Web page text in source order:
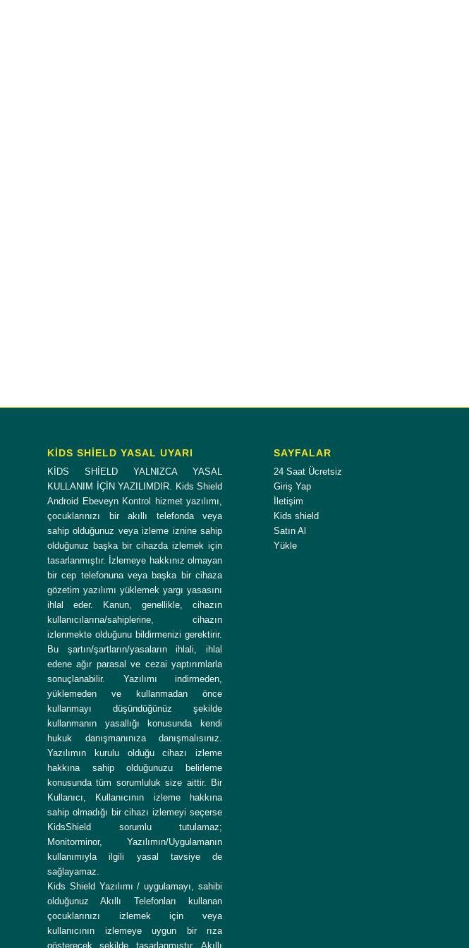
KİDS SHİELD YASAL UYARI
KİDS SHİELD YALNIZCA YASAL
KULLANIM İÇİN YAZILIMDIR. Kids Shield
Android Ebeveyn Kontrol hizmet yazılımı,
çocuklarınızı bir akıllı telefonda veya
sahip olduğunuz veya izleme iznine sahip
olduğunuz başka bir cihazda izlemek için
tasarlanmıştır. İzlemeye hakkınız olmayan
bir cep telefonuna veya başka bir cihaza
gözetim yazılımı yüklemek yargı yasasını
ihlal eder. Kanun, genellikle, cihazın
kullanıcılarına/sahiplerine, cihazın
izlenmekte olduğunu bildirmenizi gerektirir.
Bu şartın/şartların/yasaların ihlali, ihlal
edene ağır parasal ve cezai yaptırımlarla
sonuçlanabilir. Yazılımı indirmeden,
yüklemeden ve kullanmadan önce
kullanmayı düşündüğünüz şekilde
kullanmanın yasallığı konusunda kendi
hukuk danışmanınıza danışmalısınız.
Yazılımın kurulu olduğu cihazı izleme
hakkına sahip olduğunuzu belirleme
konusunda tüm sorumluluk size aittir. Bir
Kullanıcı, Kullanıcının izleme hakkına
sahip olmadığı bir cihazı izlemeyi seçerse
KidsShield sorumlu tutulamaz;
Monitorminor, Yazılımın/Uygulamanın
kullanımıyla ilgili yasal tavsiye de
sağlayamaz.
Kids Shield Yazılımı / uygulamayı, sahibi
olduğunuz Akıllı Telefonları kullanan
çocuklarınızı izlemek için veya
kullanıcının izlemeye uygun bir rıza
gösterecek şekilde tasarlanmıştır. Akıllı
SAYFALAR
24 Saat Ücretsiz
Giriş Yap
İletişim
Kids shield
Satın Al
Yükle